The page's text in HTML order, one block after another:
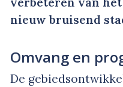
nieuw bruisend
Omvang en
De